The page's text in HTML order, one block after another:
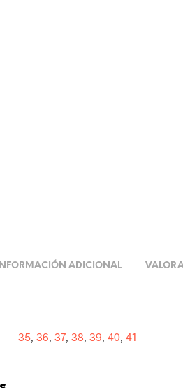
INFORMACIÓN ADICIONAL
35, 36, 37, 38, 39, 40, 41